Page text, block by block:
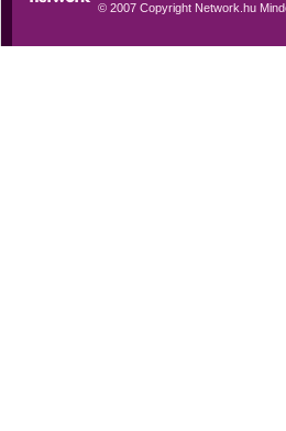
© 2007 Copyright Network.hu